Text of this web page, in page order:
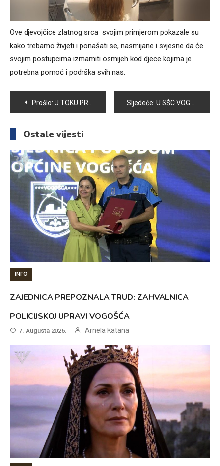
Ove djevojčice zlatnog srca svojim primjerom pokazale su
kako trebamo živjeti i ponašati se, nasmijane i svjesne da će
svojim postupcima izmamiti osmijeh kod djece kojima je
potrebna pomoć i podrška svih nas.
Navigacija
članaka
Prošlo: U TOKU PRIJAVE ZA „MALU ŠKOLU RIBOLOVA“ U ORGANIZACIJI SRD VOGOŠĆA Sljedeće: U SŠC VOGOŠĆA ODRŽANO PREDAVANJE “SIGURNOST UČENIKA U DIGITALNOM OKRUŽENJU”
Ostale vijesti
INFO
ZAJEDNICA PREPOZNALA TRUD: ZAHVALNICA
POLICIJSKOJ UPRAVI VOGOŠĆA
7. Augusta 2026. Arnela Katana